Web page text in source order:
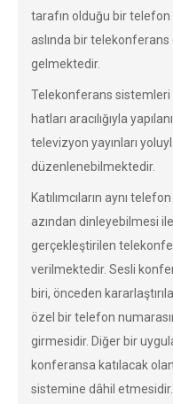
tarafın olduğu bir telefon
aslında bir
gelmektedir.
Telekonferans sistemleri
hatları aracılığıyla
televizyon yayınları
düzenlenebilmektedir.
Katılımcıların aynı
azından dinleyebilmesi
gerçekleştirilen
verilmektedir. Sesli
biri, önceden
özel bir telefon
girmesidir. Diğer bir
konferansa katılacak
sistemine dâhil